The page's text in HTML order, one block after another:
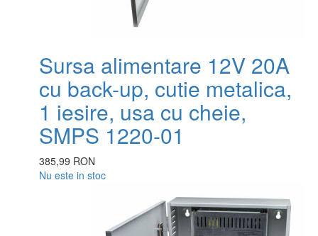
Sursa alimentare 12V 20A
cu back-up, cutie metalica,
1 iesire, usa cu cheie,
SMPS 1220-01
385,99 RON
Nu este in stoc